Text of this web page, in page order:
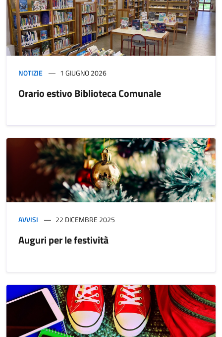
NOTIZIE 1 GIUGNO 2026
Orario estivo Biblioteca Comunale
AVVISI 22 DICEMBRE 2025
Auguri per le festività